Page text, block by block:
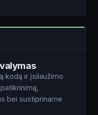
kodą ir įsilaužimo
bei sustipriname